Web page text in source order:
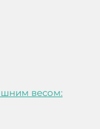
весом: